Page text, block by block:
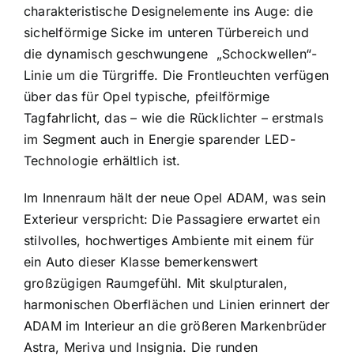
charakteristische Designelemente ins Auge: die
sichelförmige Sicke im unteren Türbereich und
die dynamisch geschwungene „Schockwellen“-
Linie um die Türgriffe. Die Frontleuchten verfügen
über das für Opel typische, pfeilförmige
Tagfahrlicht, das – wie die Rücklichter – erstmals
im Segment auch in Energie sparender LED-
Technologie erhältlich ist.
Im Innenraum hält der neue Opel ADAM, was sein
Exterieur verspricht: Die Passagiere erwartet ein
stilvolles, hochwertiges Ambiente mit einem für
ein Auto dieser Klasse bemerkenswert
großzügigen Raumgefühl. Mit skulpturalen,
harmonischen Oberflächen und Linien erinnert der
ADAM im Interieur an die größeren Markenbrüder
Astra, Meriva und Insignia. Die runden